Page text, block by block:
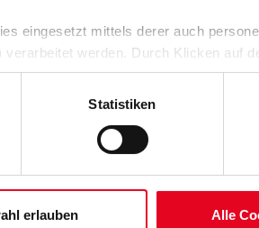
eingesetzt mittels derer auch
werden. Durch Klicken auf
Cookies und der
Zwecke gem. § 25 Abs. 1 TDDDG,
erforderliche Cookies
Statistiken
erlauben Alle
in der Bundesliga. In
Torflaute in der
Bestwert.
Hoffenheim beide Duelle mit
gaben jeweils in der BL-